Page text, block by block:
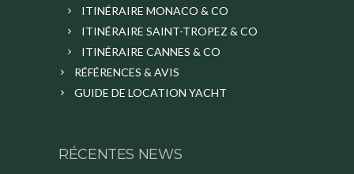
ITINÉRAIRE MONACO & CO
ITINÉRAIRE SAINT-TROPEZ & CO
ITINÉRAIRE CANNES & CO
RÉFÉRENCES & AVIS
GUIDE DE LOCATION YACHT
RÉCENTES NEWS